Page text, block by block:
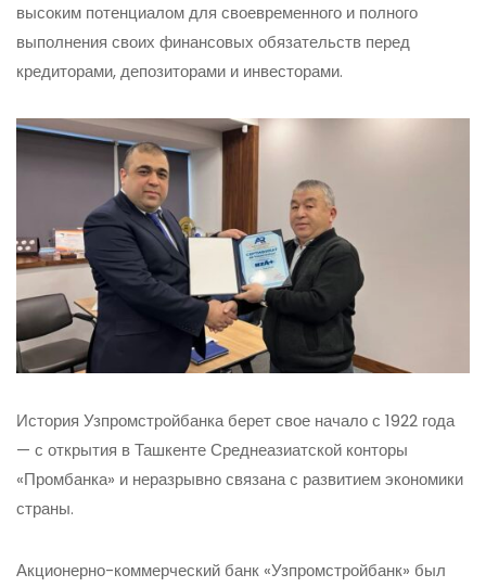
высоким потенциалом для своевременного и полного
выполнения своих финансовых обязательств перед
кредиторами, депозиторами и инвесторами.
История Узпромстройбанка берет свое начало с 1922 года
— с открытия в Ташкенте Среднеазиатской конторы
«Промбанка» и неразрывно связана с развитием экономики
страны.
Акционерно-коммерческий банк «Узпромстройбанк» был